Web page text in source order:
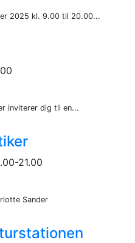
2025 kl. 9.00 til 20.00...
inviterer dig til en...
21.00
Sander